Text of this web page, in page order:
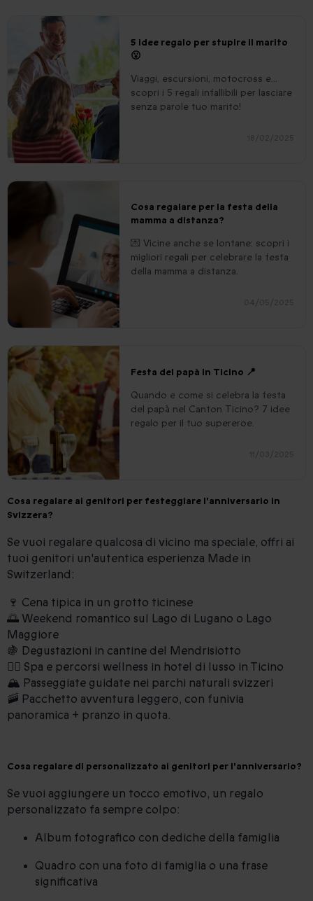
5 idee regalo per stupire il marito
😮
Viaggi, escursioni, motocross e...
scopri i 5 regali infallibili per lasciare
senza parole tuo marito!
18/02/2025
Cosa regalare per la festa della
mamma a distanza?
💌 Vicine anche se lontane: scopri i
migliori regali per celebrare la festa
della mamma a distanza.
04/05/2025
Festa del papà in Ticino 📍
Quando e come si celebra la festa
del papà nel Canton Ticino? 7 idee
regalo per il tuo supereroe.
11/03/2025
Cosa regalare ai genitori per festeggiare l'anniversario in
Svizzera?
Se vuoi regalare qualcosa di vicino ma speciale, offri ai
tuoi genitori un'autentica esperienza Made in
Switzerland:
🍷 Cena tipica in un grotto ticinese
🌅 Weekend romantico sul Lago di Lugano o Lago
Maggiore
🍇 Degustazioni in cantine del Mendrisiotto
🧖‍♀️ Spa e percorsi wellness in hotel di lusso in Ticino
🏔️ Passeggiate guidate nei parchi naturali svizzeri
🚠 Pacchetto avventura leggero, con funivia
panoramica + pranzo in quota.
Cosa regalare di personalizzato ai genitori per l'anniversario?
Se vuoi aggiungere un tocco emotivo, un regalo
personalizzato fa sempre colpo:
Album fotografico con dediche della famiglia
Quadro con una foto di famiglia o una frase
significativa